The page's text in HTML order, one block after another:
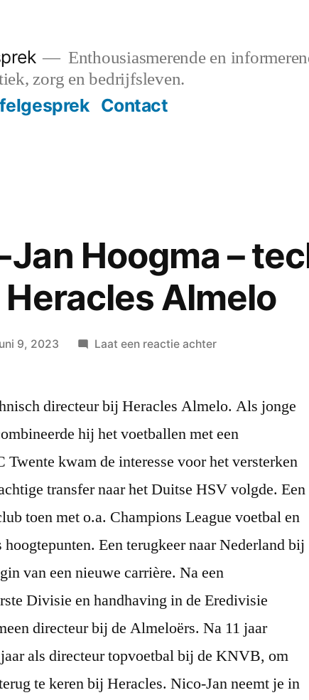
Enthousiasmerende en
zorg en bedrijfsleven.
Contact
Hoogma –
Almelo
9, 2023 Laat een reactie achterop
Jan
–
technisch
directeur
Heracles
Almelo
directeur bij Heracles Almelo. Als jonge
hij het voetballen met een
kwam de interesse voor het versterken
transfer naar het Duitse HSV volgde. Een
toen met o.a. Champions League voetbal en
Een terugkeer naar Nederland bij
van een nieuwe carrière. Na een
Divisie en handhaving in de Eredivisie
directeur bij de Almeloërs. Na 11 jaar
als directeur topvoetbal bij de KNVB, om
te keren bij Heracles. Nico-Jan neemt je in